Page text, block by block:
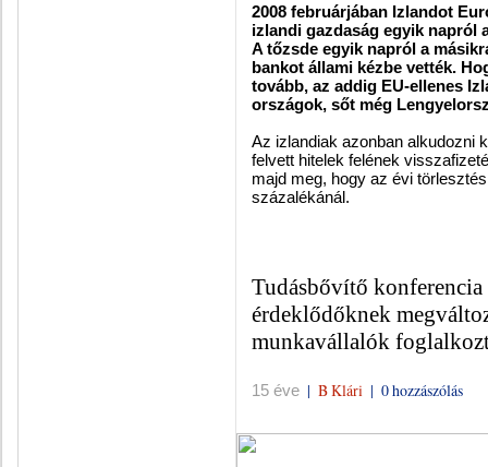
2008 februárjában Izlandot
izlandi gazdaság egyik napról
A tőzsde egyik napról a
bankot állami kézbe vették.
tovább, az addig EU-ellenes
országok, sőt még
Az izlandiak azonban alkudozni
felvett hitelek felének
majd meg, hogy az évi
százalékánál.
Tudásbővítő
érdeklődőknek
munkavállalók
15 éve | B Klári | 0 hozzászólás